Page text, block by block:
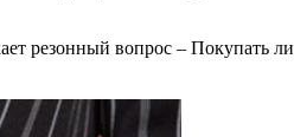
резонный вопрос – Покупать ли